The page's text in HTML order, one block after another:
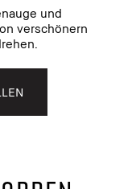
und
verschönern